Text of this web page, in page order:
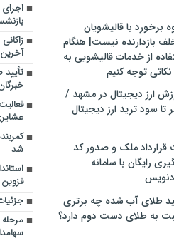
برخورد با قالیشویان
بازدارنده نیست| هنگام
از خدمات قالیشویی به
توجه کنیم
ارز دیجیتال در مشهد /
تا سود ترید ارز دیجیتال
قرارداد ملک و صدور کد
رایگان با سامانه
طلای آب شده چه برتری
به طلای دست دوم دارد؟
آخرین
شد
قزوین